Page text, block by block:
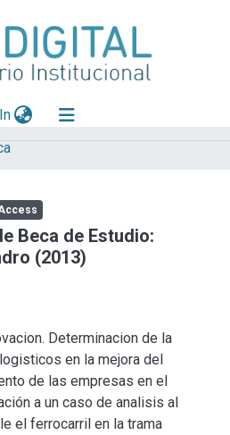
(current)
Beca de Estudio:
(2013)
Determinacion de la
en la mejora del
de las empresas en el
a un caso de analisis al
el ferrocarril en la trama